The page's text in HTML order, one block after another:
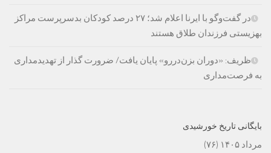
در گفت‌وگو با ایرنا اعلام شد؛ ۲۷ درصد کودکان بدسرپرست مراکز
بهزیستی فرزندان طلاق هستند
ظریف: «دوران بزن‌دررو» پایان یافت/ ضرورت گذار از تهدیدمداری
به فرصت‌مداری
بایگانی تاریخ خورشیدی
مرداد ۱۴۰۵
(۷۶)